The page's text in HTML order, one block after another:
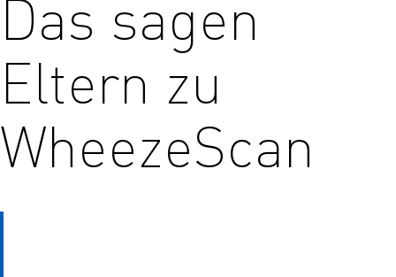
Das sagen
Eltern zu
WheezeScan